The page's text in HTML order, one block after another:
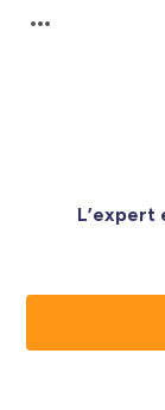
more_horiz
L’expert